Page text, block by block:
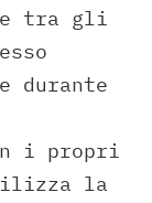
tra gli
durante
i propri
la